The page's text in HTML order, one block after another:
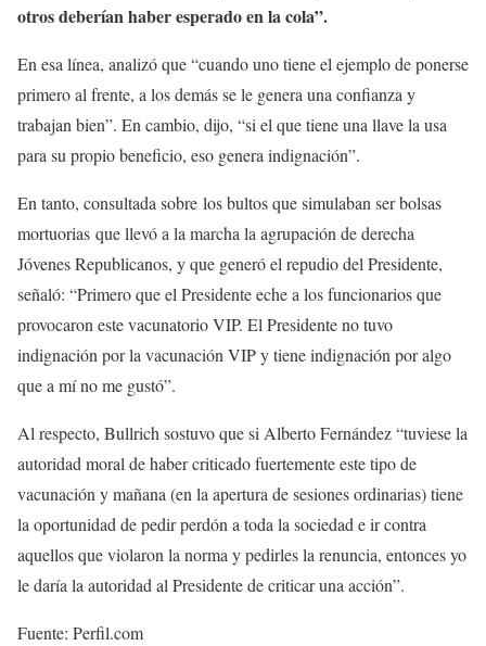
otros deberían haber esperado en la cola”.
En esa línea, analizó que “cuando uno tiene el ejemplo de ponerse
primero al frente, a los demás se le genera una confianza y
trabajan bien”. En cambio, dijo, “si el que tiene una llave la usa
para su propio beneficio, eso genera indignación”.
En tanto, consultada sobre los bultos que simulaban ser bolsas
mortuorias que llevó a la marcha la agrupación de derecha
Jóvenes Republicanos, y que generó el repudio del Presidente,
señaló: “Primero que el Presidente eche a los funcionarios que
provocaron este vacunatorio VIP. El Presidente no tuvo
indignación por la vacunación VIP y tiene indignación por algo
que a mí no me gustó”.
Al respecto, Bullrich sostuvo que si Alberto Fernández “tuviese la
autoridad moral de haber criticado fuertemente este tipo de
vacunación y mañana (en la apertura de sesiones ordinarias) tiene
la oportunidad de pedir perdón a toda la sociedad e ir contra
aquellos que violaron la norma y pedirles la renuncia, entonces yo
le daría la autoridad al Presidente de criticar una acción”.
Fuente: Perfil.com